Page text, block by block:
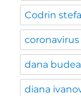
Codrin
coronavirus
dana
diana